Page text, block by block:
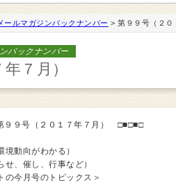
ールマガジンバックナンバー > 第９９号（２０
バックナンバー
７月）
９９号（２０１７年７月） □■□■□
境動向がわかる）
らせ、催し、行事など）
今月号のトピックス＞